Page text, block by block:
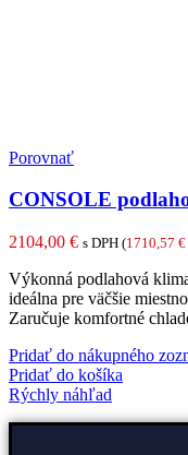
Porovnať
CONSOLE
2104,00 € s DPH (1710,57 €
Výkonná podlahová
ideálna pre väčšie
Zaručuje komfortné
Pridať do nákupného
Pridať do košíka
Rýchly náhľad